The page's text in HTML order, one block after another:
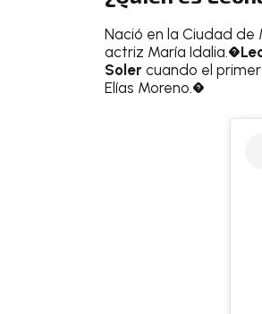
Nació en la Ciudad de
actriz María Idalia.�
Soler cuando el
Elías Moreno.�